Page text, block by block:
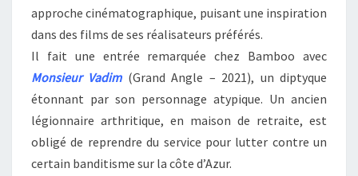
approche cinématographique, puisant une inspiration
dans des films de ses réalisateurs préférés.
Il fait une entrée remarquée chez Bamboo avec
Monsieur Vadim(Grand Angle – 2021), un diptyque
étonnant par son personnage atypique. Un ancien
légionnaire arthritique, en maison de retraite, est
obligé de reprendre du service pour lutter contre un
certain banditisme sur la côte d’Azur.